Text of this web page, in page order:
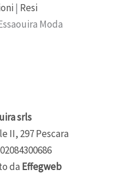
| Resi
Moda
srls
II, 297 Pescara
da Effegweb